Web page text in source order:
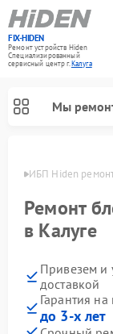
FIX-HIDEN
Ремонт устройств Hiden
Специализированный
cервисный центр г.Калуга
Мы
ИБП Hiden
Ремонт
в Калуге
Привезем и
доставкой
Гарантия
до 3-х лет